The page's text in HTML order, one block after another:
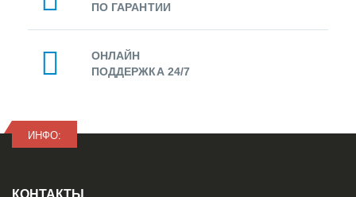
ПО ГАРАНТИИ
ОНЛАЙН
ПОДДЕРЖКА 24/7
ИНФО: